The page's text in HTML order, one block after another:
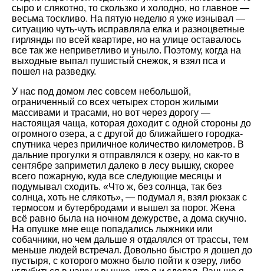
сыро и слякотно, то скользко и холодно, но главное —
весьма тоскливо. На пятую неделю я уже изнывал —
ситуацию чуть-чуть исправляла елка и разноцветные
гирлянды по всей квартире, но на улице оставалось
все так же неприветливо и уныло. Поэтому, когда на
выходные выпал пушистый снежок, я взял пса и
пошел на разведку.
У нас под домом лес совсем небольшой,
ограниченный со всех четырех сторон жилыми
массивами и трасами, но вот через дорогу —
настоящая чаща, которая доходит с одной стороны до
огромного озера, а с другой до ближайшего городка-
спутника через приличное количество километров. В
дальние прогулки я отправлялся к озеру, но как-то в
сентябре заприметил далеко в лесу вышку, скорее
всего пожарную, куда все следующие месяцы и
подумывал сходить. «Что ж, без солнца, так без
солнца, хоть не слякоть», — подумал я, взял рюкзак с
термосом и бутербродами и вышел за порог. Жена
всё равно была на ночном дежурстве, а дома скучно.
На опушке мне еще попадались лыжники или
собачники, но чем дальше я отдалялся от трассы, тем
меньше людей встречал. Довольно быстро я дошел до
пустыря, с которого можно было пойти к озеру, либо